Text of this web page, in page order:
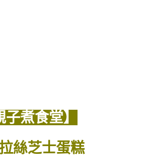
子煮食堂】
絲芝士蛋糕